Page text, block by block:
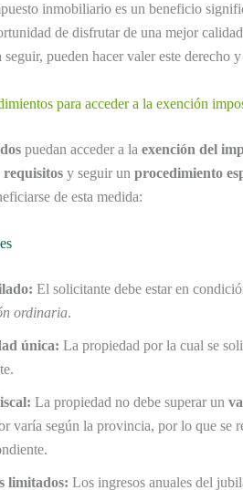
inmobiliario es un beneficio
de disfrutar de una mejor
seguir, pueden hacer valer este derecho
para acceder a la exención
puedan acceder a la exención del
requisitos y seguir un procedimiento
de esta medida:
El solicitante debe estar en
ordinaria.
única: La propiedad por la cual se
La propiedad no debe superar un
varía según la provincia, por lo que se
limitados: Los ingresos anuales del